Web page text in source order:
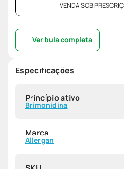
VENDA SOB
Ver bula completa
Especificações
Princípio ativo
Brimonidina
Marca
Allergan